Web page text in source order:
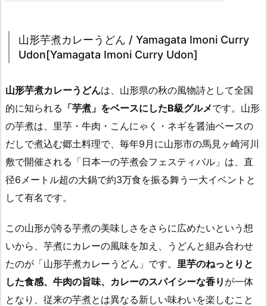
山形芋煮カレーうどん / Yamagata Imoni Curry
Udon[Yamagata Imoni Curry Udon]
山形芋煮カレーうどんは、山形県の秋の風物詩として全国
的に知られる 「芋煮」をベースにしたB級グルメです。山形
の芋煮は、里芋・牛肉・こんにゃく・ネギを醤油ベースの
だしで煮込む郷土料理で、毎年9月に山形市の馬見ヶ崎河川
敷で開催される「日本一の芋煮会フェスティバル」は、直
径6メートル超の大鍋で約3万食を振る舞う一大イベントと
して有名です。
この山形が誇る芋煮の美味しさをさらに広めたいという想
いから、芋煮にカレーの風味を加え、うどんと組み合わせ
たのが「山形芋煮カレーうどん」です。 里芋のねっとりと
した食感、牛肉の旨味、カレーのスパイシーな香り が一体
となり、従来の芋煮とは異なる新しい味わいを楽しむこと